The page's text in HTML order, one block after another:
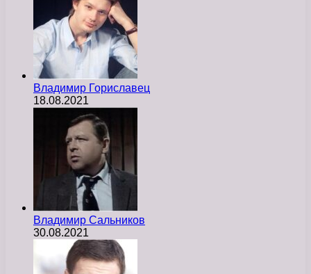
Владимир Гориславец
18.08.2021
Владимир Сальников
30.08.2021